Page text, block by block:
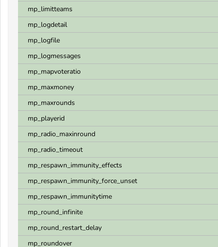
mp_limitteams
mp_logdetail
mp_logfile
mp_logmessages
mp_mapvoteratio
mp_maxmoney
mp_maxrounds
mp_playerid
mp_radio_maxinround
mp_radio_timeout
mp_respawn_immunity_effects
mp_respawn_immunity_force_unset
mp_respawn_immunitytime
mp_round_infinite
mp_round_restart_delay
mp_roundover